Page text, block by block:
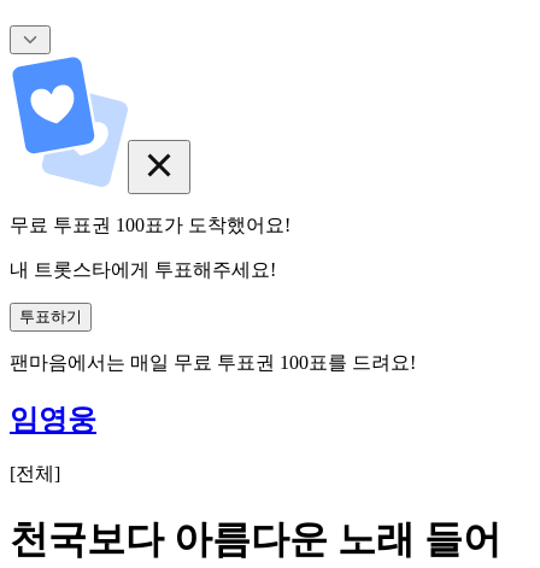
무료 투표권 100표가 도착했어요!
내 트롯스타에게 투표해주세요!
투표하기
팬마음에서는 매일 무료 투표권 100표를 드려요!
임영웅
[전체 ]
천국보다 아름다운 노래 들어